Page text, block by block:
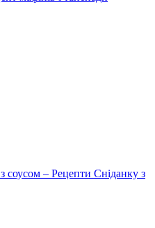
соусом – Рецепти Сніданку з